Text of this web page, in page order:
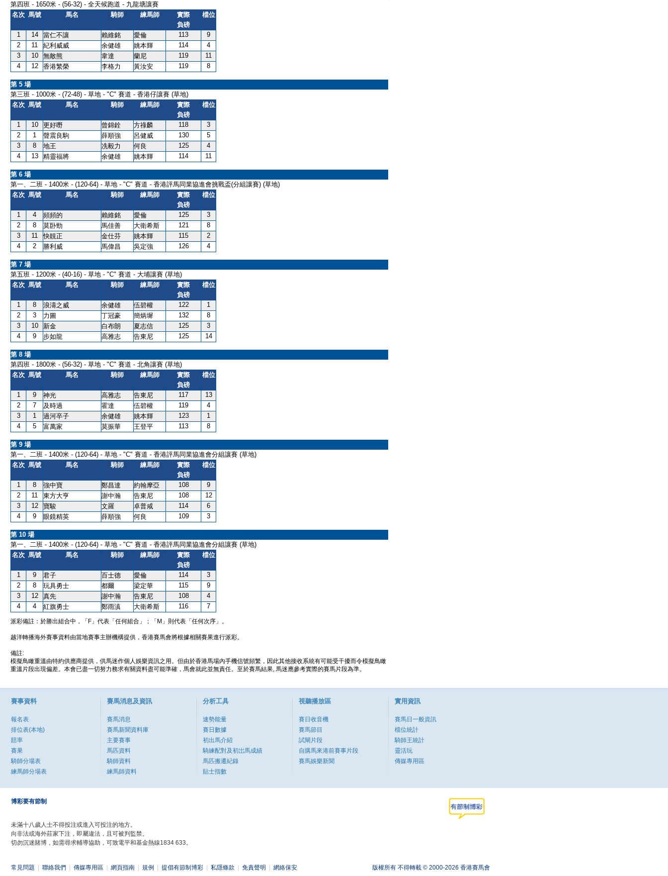
第四班 - 1650米 - (56-32) - 全天候跑道 - 九龍塘讓賽
名次 馬號 馬名 騎師 練馬師
實際
負磅
檔位
1 14 當仁不讓 賴維銘 愛倫 113
9
2
11 紀利威威 余健雄 姚本輝 114
4
3
10 無敵熊 韋達 蘭尼 119
11
4
12 香港繁榮 李格力 黃汝安 119 8
第 5 場
第三班 - 1000米 - (72-48) - 草地 - "C" 賽道 - 香港仔讓賽 (草地)
名次 馬號 馬名 騎師 練馬師
實際
負磅
檔位
1 10 更好嘢 曾錦銓 方祿麟 118
3
2
1 聲震良駒 薛順強 呂健威 130
5
3
8 地王 冼毅力 何良 125
4
4
13 精靈福將 余健雄 姚本輝 114 11
第 6 場
第一、二班 - 1400米 - (120-64) - 草地 - "C" 賽道 - 香港評馬同業協進會挑戰盃(分組讓賽) (草地)
名次 馬號 馬名 騎師 練馬師
實際
負磅
檔位
1 4 頻頻的 賴維銘 愛倫 125
3
2
8 莫卧勁 馬佳善 大衛希斯 121
8
3
11 快靚正 金仕芬 姚本輝 115
2
4
2 勝利威 馬偉昌 吳定強 126 4
第 7 場
第五班 - 1200米 - (40-16) - 草地 - "C" 賽道 - 大埔讓賽 (草地)
名次 馬號 馬名 騎師 練馬師
實際
負磅
檔位
1 8 浪濤之威 余健雄 伍碧權 122
1
2
3 力圖 丁冠豪 簡炳墀 132
8
3
10 新金 白布朗 夏志信 125
3
4
9 步如龍 高雅志 告東尼 125 14
第 8 場
第四班 - 1800米 - (56-32) - 草地 - "C" 賽道 - 北角讓賽 (草地)
名次 馬號 馬名 騎師 練馬師
實際
負磅
檔位
1 9 神光 高雅志 告東尼 117
13
2
7 及時過 霍達 伍碧權 119
4
3
1 過河卒子 余健雄 姚本輝 123
1
4
5 富萬家 莫振華 王登平 113 8
第 9 場
第一、二班 - 1400米 - (120-64) - 草地 - "C" 賽道 - 香港評馬同業協進會分組讓賽 (草地)
名次 馬號 馬名 騎師 練馬師
實際
負磅
檔位
1 8 強中寶 鄭昌達 約翰摩亞 108
9
2
11 東方大亨 謝中瀚 告東尼 108
12
3
12 寶駿 文羅 卓普咸 114
6
4
9 眼鏡精英 薛順強 何良 109 3
第 10 場
第一、二班 - 1400米 - (120-64) - 草地 - "C" 賽道 - 香港評馬同業協進會分組讓賽 (草地)
名次 馬號 馬名 騎師 練馬師
實際
負磅
檔位
1 9 君子 百士德 愛倫 114
3
2
8 玩具勇士 都爾 梁定華 115
9
3
12 真先 謝中瀚 告東尼 108
4
4
4 紅旗勇士 鄭雨滇 大衛希斯 116 7
派彩備註：於勝出組合中，「F」代表「任何組合」；「M」則代表「任何次序」。
越洋轉播海外賽事資料由當地賽事主辦機構提供，香港賽馬會將根據相關賽果進行派彩。
備註:
模擬鳥瞰重溫由特約供應商提供，供馬迷作個人娛樂資訊之用。但由於香港馬場內手機信號頻繁，因此其他接收系統有可能受干擾而令模擬鳥瞰
重溫片段出現偏差。本會已盡一切努力務求有關資料盡可能準確，馬會就此並無責任。至於賽馬結果, 馬迷應參考實際的賽馬片段為準。
賽事資料
報名表
排位表(本地)
賠率
賽果
騎師分場表
練馬師分場表
賽馬消息及資訊
賽馬消息
賽馬新聞資料庫
主要賽事
馬匹資料
騎師資料
練馬師資料
分析工具
速勢能量
賽日數據
初出馬介紹
騎練配對及初岀馬成績
馬匹搬遷紀錄
貼士指數
視聽播放區
賽日收音機
賽馬節目
試閘片段
自購馬來港前賽事片段
賽馬娛樂新聞
實用資訊
賽馬日一般資訊
檔位統計
騎師王統計
靈活玩
傳媒專用區
博彩要有節制
未滿十八歲人士不得投注或進入可投注的地方。
向非法或海外莊家下注，即屬違法，且可被判監禁。
切勿沉迷賭博，如需尋求輔導協助，可致電平和基金熱線1834 633。
常見問題 聯絡我們 傳媒專用區 網頁指南 規例 提倡有節制博彩 私隱條款 免責聲明 網絡保安 版權所有 不得轉載 © 2000-2026 香港賽馬會